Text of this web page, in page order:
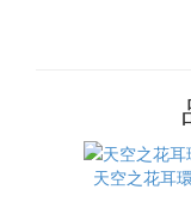
天空之花耳環